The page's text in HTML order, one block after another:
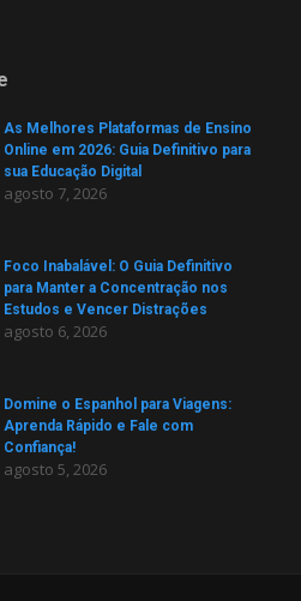
As Melhores Plataformas de Ensino
Online em 2026: Guia Definitivo para
sua Educação Digital
agosto 7, 2026
Foco Inabalável: O Guia Definitivo
para Manter a Concentração nos
Estudos e Vencer Distrações
agosto 6, 2026
Domine o Espanhol para Viagens:
Aprenda Rápido e Fale com
Confiança!
agosto 5, 2026